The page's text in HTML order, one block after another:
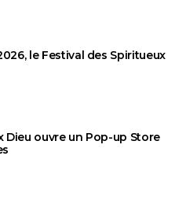
le Festival des Spiritueux
Dieu ouvre un Pop-up Store